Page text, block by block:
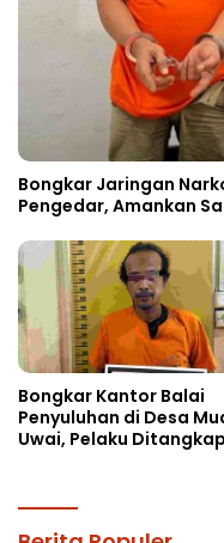
Bongkar Jaringan
Pengedar, Amankan
Bongkar Kantor Balai
Penyuluhan di Desa
Uwai, Pelaku Ditangkap